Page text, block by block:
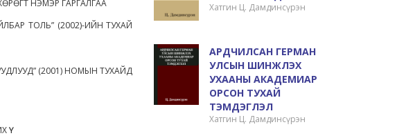
НЭМЭР ГАРГАЛГАА
ТОЛЬ” (2002)-ИЙН ТУХАЙ
(2001) НОМЫН ТУХАЙД
Хатгин Ц. Дамдинсүрэн
АРДЧИЛСАН ГЕРМАН
УЛСЫН ШИНЖЛЭХ
УХААНЫ АКАДЕМИАР
ОРСОН ТУХАЙ
ТЭМДЭГЛЭЛ
Хатгин Ц. Дамдинсүрэн